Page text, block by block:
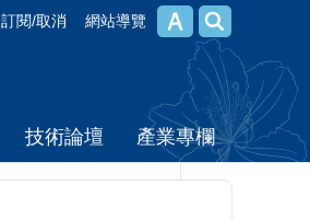
訂閱/取消 網站導覽
技術論壇 產業專欄